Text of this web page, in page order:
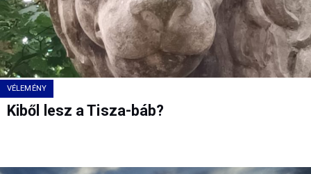
VÉLEMÉNY
Kiből lesz a Tisza-báb?